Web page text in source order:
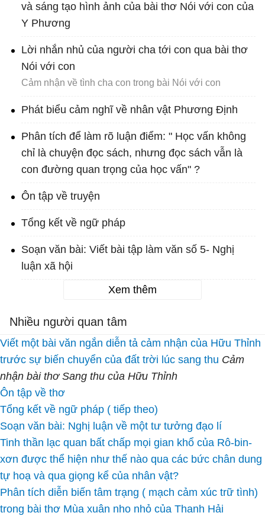
và sáng tạo hình ảnh của bài thơ Nói với con của
Y Phương
Lời nhắn nhủ của người cha tới con qua bài thơ
Nói với con
Cảm nhận về tình cha con trong bài Nói với con
Phát biểu cảm nghĩ về nhân vật Phương Định
Phân tích để làm rõ luận điểm: " Học vấn không
chỉ là chuyện đọc sách, nhưng đọc sách vẫn là
con đường quan trọng của học vấn" ?
Ôn tập về truyện
Tổng kết về ngữ pháp
Soạn văn bài: Viết bài tập làm văn số 5- Nghị
luận xã hội
Xem thêm
Nhiều người quan tâm
Viết một bài văn ngắn diễn tả cảm nhận của Hữu Thỉnh
trước sự biến chuyển của đất trời lúc sang thu Cảm
nhận bài thơ Sang thu của Hữu Thỉnh
Ôn tập về thơ
Tổng kết về ngữ pháp ( tiếp theo)
Soạn văn bài: Nghị luận về một tư tưởng đạo lí
Tinh thần lạc quan bất chấp mọi gian khổ của Rô-bin-
xơn được thể hiện như thế nào qua các bức chân dung
tự hoạ và qua giọng kể của nhân vật?
Phân tích diễn biến tâm trạng ( mạch cảm xúc trữ tình)
trong bài thơ Mùa xuân nho nhỏ của Thanh Hải